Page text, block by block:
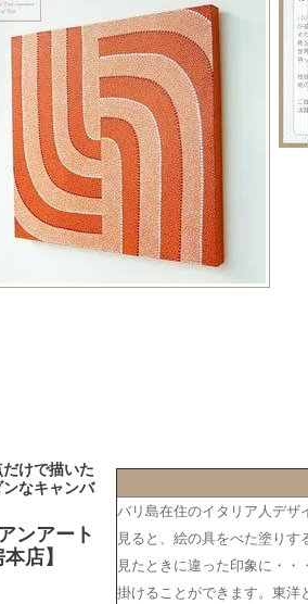
けで描いた
なキャンバ
ンアート
店】
バリ島在住のイタリア人デザ
見ると、絵の具をべた塗り
見たときに違った印象に・
掛けることができます。東洋